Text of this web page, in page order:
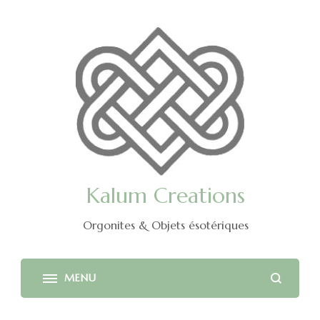
Kalum Creations
Orgonites & Objets ésotériques